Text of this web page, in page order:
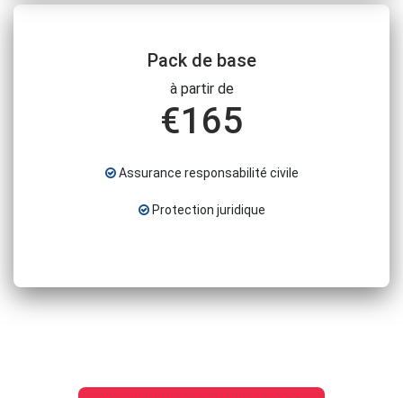
Pack de base
à partir de
€165
Assurance responsabilité civile
Protection juridique